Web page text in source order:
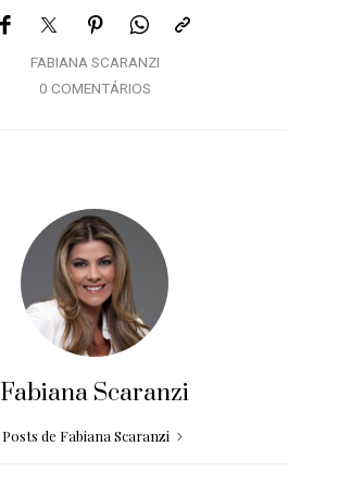
FABIANA SCARANZI
0 COMENTÁRIOS
Fabiana Scaranzi
Posts de Fabiana Scaranzi